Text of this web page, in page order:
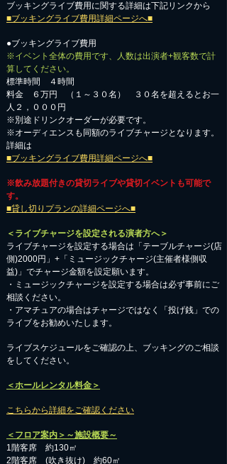
ブッキングライブ費用に関する詳細は下記リンクから
■ブッキングライブ費用詳細ページへ■
●ブッキングライブ費用
※イベント全体の費用です、人数は出演者+観客数で計
算してください。
標準時間 ４時間
料金 ６万円 （１～３０名） ３０名を超えるとお一
人２，０００円
※別途ドリンクオーダーが必要です。
※オーディエンスも同額のライブチャージとなります。
詳細は
■ブッキングライブ費用詳細ページへ■
※飲み放題付きの貸切ライブや貸切イベントも可能で
す。
■貸し切りプランの詳細ページへ■
＜ライブチャージを設定される演者方へ＞
ライブチャージを設定する場合は「テーブルチャージ(店
側)2000円」+「ミュージックチャージ(主催者様側収
益)」でチャージ金額を設定願います。
・ミュージックチャージを設定する場合は必ず事前にご
相談ください。
​・アマチュアの場合はチャージではなく「投げ銭」での
ライブをお勧めいたします。
​ライブスケジュールをご確認の上、ブッキングのご相談
をしてください。
＜ホールレンタル料金＞
こちらから詳細をご確認ください
＜フロア案内＞～施設概要～
1階客席 約130㎡
2階客席 (吹き抜け) 約60㎡